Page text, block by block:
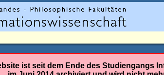
ist seit dem Ende des Studiengangs